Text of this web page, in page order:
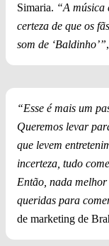
Simaria. “A música
certeza de que os
som de ‘Baldinho’”
“Esse é mais um
Queremos levar
que levem
incerteza, tudo
Então, nada melhor
queridas para
de marketing de